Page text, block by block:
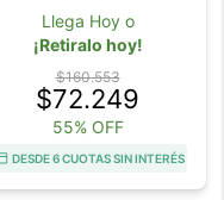
Llega Hoy o
¡Retiralo hoy!
$160.553
$72.249
55% OFF
DESDE 6 CUOTAS SIN INTERÉS